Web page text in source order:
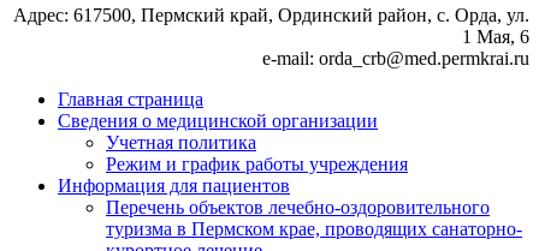
Адрес: 617500, Пермский край, Ординский район, с. Орда, ул.
1 Мая, 6
e-mail: orda_crb@med.permkrai.ru
Главная страница
Сведения о медицинской организации
Учетная политика
Режим и график работы учреждения
Информация для пациентов
Перечень объектов лечебно-оздоровительного
туризма в Пермском крае, проводящих санаторно-